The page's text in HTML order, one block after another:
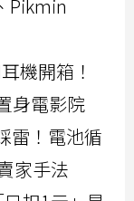
Pikmin
機開箱！
身電影院
雷！電池循
家手法